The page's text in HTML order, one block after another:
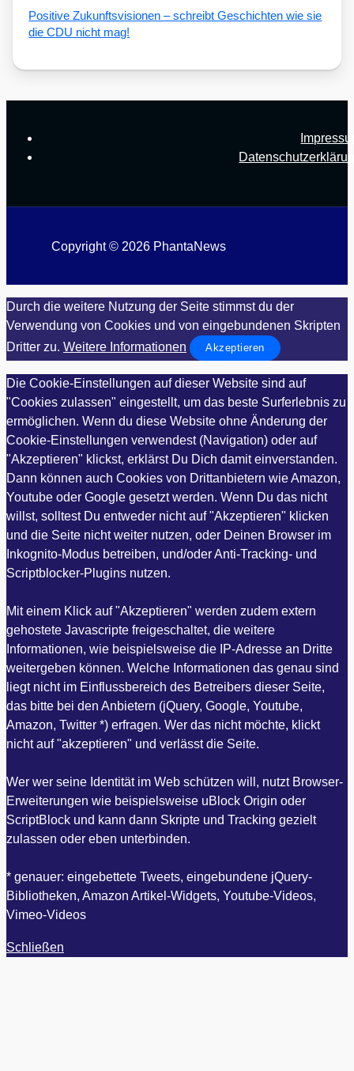
Posi­ti­ve Zukunfts­vi­sio­nen – schreibt Geschich­ten wie sie
die CDU nicht mag!
Copyright © 2026 PhantaNews
Durch die weitere Nutzung der Seite stimmst du der
Verwendung von Cookies und von eingebundenen Skripten
Dritter zu. Weitere Informationen Akzeptieren
Die Cookie-Einstellungen auf dieser Website sind auf
"Cookies zulassen" eingestellt, um das beste Surferlebnis zu
ermöglichen. Wenn du diese Website ohne Änderung der
Cookie-Einstellungen verwendest (Navigation) oder auf
"Akzeptieren" klickst, erklärst Du Dich damit einverstanden.
Dann können auch Cookies von Drittanbietern wie Amazon,
Youtube oder Google gesetzt werden. Wenn Du das nicht
willst, solltest Du entweder nicht auf "Akzeptieren" klicken
und die Seite nicht weiter nutzen, oder Deinen Browser im
Inkognito-Modus betreiben, und/oder Anti-Tracking- und
Scriptblocker-Plugins nutzen.
Mit einem Klick auf "Akzeptieren" werden zudem extern
gehostete Javascripte freigeschaltet, die weitere
Informationen, wie beispielsweise die IP-Adresse an Dritte
weitergeben können. Welche Informationen das genau sind
liegt nicht im Einflussbereich des Betreibers dieser Seite,
das bitte bei den Anbietern (jQuery, Google, Youtube,
Amazon, Twitter *) erfragen. Wer das nicht möchte, klickt
nicht auf "akzeptieren" und verlässt die Seite.
Wer wer seine Identität im Web schützen will, nutzt Browser-
Erweiterungen wie beispielsweise uBlock Origin oder
ScriptBlock und kann dann Skripte und Tracking gezielt
zulassen oder eben unterbinden.
* genauer: eingebettete Tweets, eingebundene jQuery-
Bibliotheken, Amazon Artikel-Widgets, Youtube-Videos,
Vimeo-Videos
Schließen